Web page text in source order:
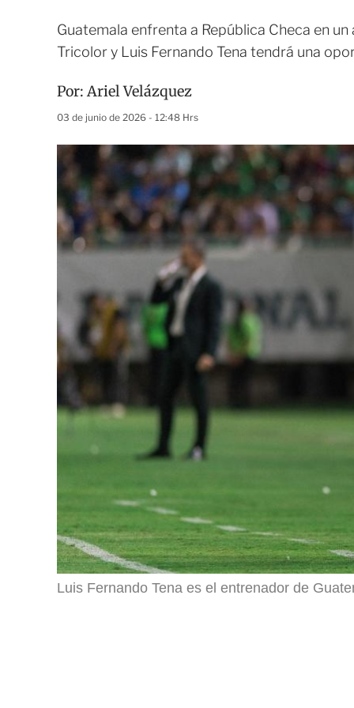
Guatemala enfrenta a República Checa en
Tricolor y Luis Fernando Tena tendrá una
Por:Ariel Velázquez
03 de junio de 2026 - 12:48 Hrs
Luis Fernando Tena es el entrenador de